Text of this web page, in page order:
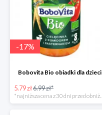
-17%
Bobovita Bio obiadki dla dzieci
5.79 zł6.99 zł*